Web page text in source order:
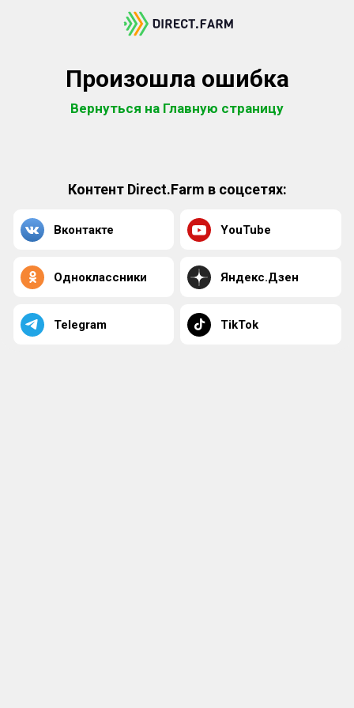
Произошла ошибка
Вернуться на Главную страницу
Контент Direct.Farm в соцсетях:
Вконтакте YouTube
Одноклассники Яндекс.Дзен
Telegram TikTok